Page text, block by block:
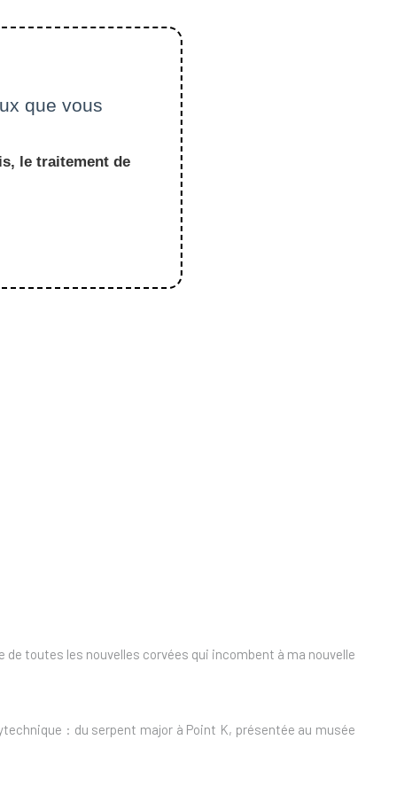
toutes les nouvelles corvées qui incombent à ma nouvelle
: du serpent major à Point K, présentée au musée
que vous
le traitement de